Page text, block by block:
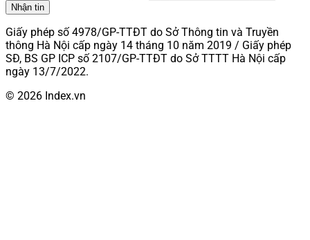
Nhận tin
Giấy phép số 4978/GP-TTĐT do Sở Thông tin và Truyền
thông Hà Nội cấp ngày 14 tháng 10 năm 2019 / Giấy phép
SĐ, BS GP ICP số 2107/GP-TTĐT do Sở TTTT Hà Nội cấp
ngày 13/7/2022.
© 2026 Index.vn